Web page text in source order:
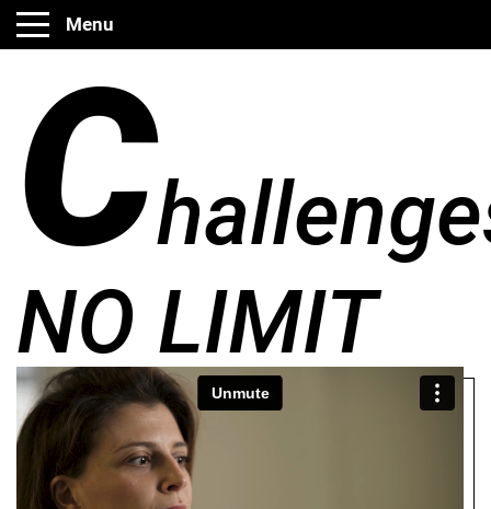
Menu
C
NO LIMIT